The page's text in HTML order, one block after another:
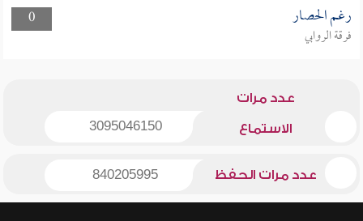
0
رغم الحصار
فرقة الروابي
عدد مرات
الاستماع 3095046150
عدد مرات الحفظ 840205995